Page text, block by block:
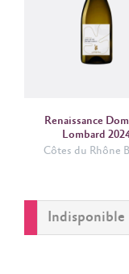
Renaissance
Lombard
Côtes du Rhône
VOIR
Indisponible